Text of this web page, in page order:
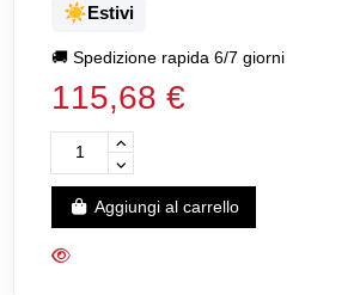
☀️ Estivi
🚚Spedizione rapida 6/7 giorni
115,68 €
Aggiungi al carrello